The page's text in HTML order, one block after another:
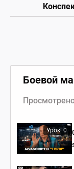
Боевой
Урок: 0